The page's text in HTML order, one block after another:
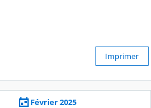
Imprimer
Février 2025